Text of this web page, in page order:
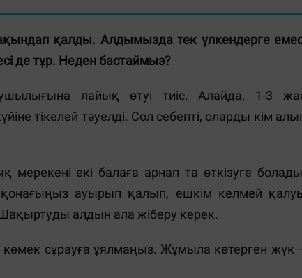
қалды. Алдымызда тек үлкендерге
де тұр. Неден бастаймыз?
лайық өтуі тиіс. Алайда, 1-3
тікелей тәуелді. Сол себепті, оларды кім
екі балаға арнап та өткізуге
ауырып қалып, ешкім келмей
алдын ала жіберу керек.
көмек сұрауға ұялмаңыз. Жұмыла көтерген жүк